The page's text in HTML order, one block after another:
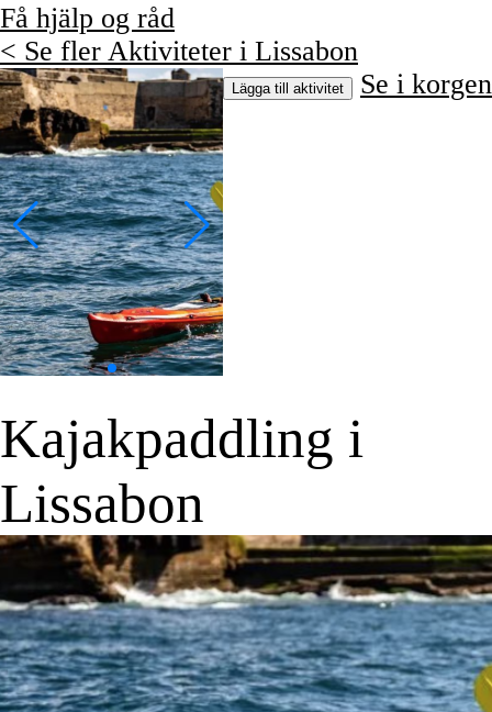
Få hjälp og råd
< Se fler Aktiviteter i Lissabon
Lägga till aktivitet Se i korgen
Kajakpaddling i
Lissabon